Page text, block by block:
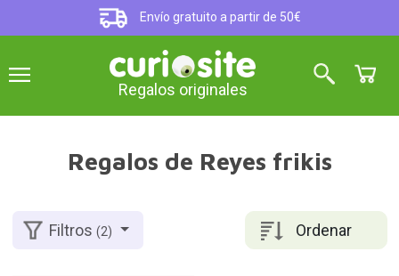
Envío gratuito a partir de 50€
Regalos originales
Regalos de Reyes frikis
Ordenar
Filtros(2)